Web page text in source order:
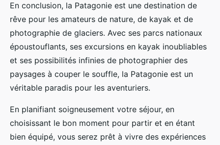
En conclusion, la Patagonie est une destination de
rêve pour les amateurs de nature, de kayak et de
photographie de glaciers. Avec ses parcs nationaux
époustouflants, ses excursions en kayak inoubliables
et ses possibilités infinies de photographier des
paysages à couper le souffle, la Patagonie est un
véritable paradis pour les aventuriers.
En planifiant soigneusement votre séjour, en
choisissant le bon moment pour partir et en étant
bien équipé, vous serez prêt à vivre des expériences